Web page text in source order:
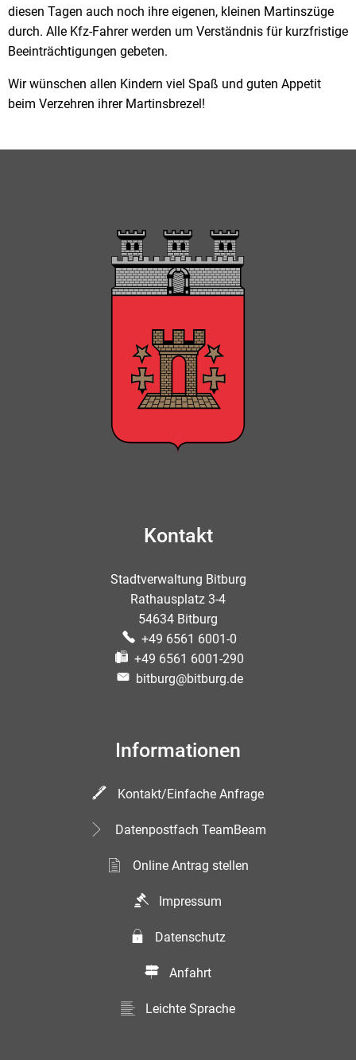
diesen Tagen auch noch ihre eigenen, kleinen Martinszüge
durch. Alle Kfz-Fahrer werden um Verständnis für kurzfristige
Beeinträchtigungen gebeten.
Wir wünschen allen Kindern viel Spaß und guten Appetit
beim Verzehren ihrer Martinsbrezel!
Kontakt
Stadtverwaltung Bitburg
Rathausplatz 3-4
54634 Bitburg
+49 6561 6001-0
+49 6561 6001-290
bitburg@bitburg.de
Informationen
Kontakt/Einfache Anfrage
Datenpostfach TeamBeam
Online Antrag stellen
Impressum
Datenschutz
Anfahrt
Leichte Sprache